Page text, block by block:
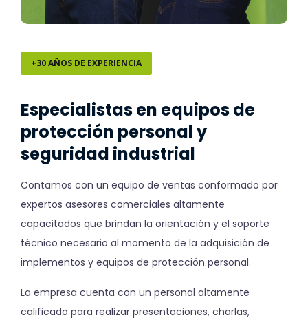
+30 AÑOS DE EXPERIENCIA
Especialistas en equipos de
protección personal y
seguridad industrial
Contamos con un equipo de ventas conformado por
expertos asesores comerciales altamente
capacitados que brindan la orientación y el soporte
técnico necesario al momento de la adquisición de
implementos y equipos de protección personal.
La empresa cuenta con un personal altamente
calificado para realizar presentaciones, charlas,